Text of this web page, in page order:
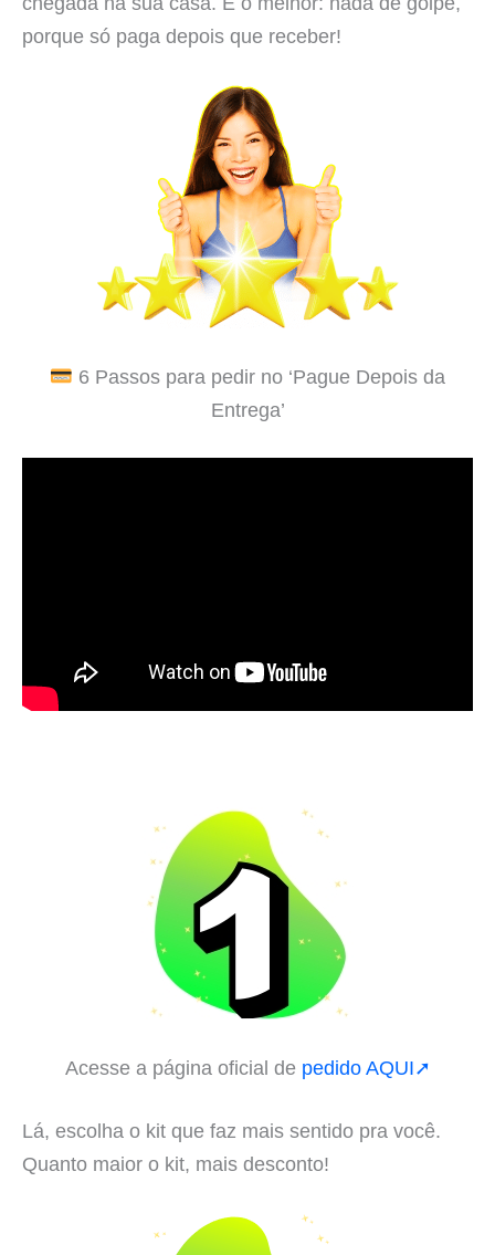
porque só paga depois que receber!
6 Passos para pedir no ‘Pague Depois da
Entrega’
Acesse a página oficial de pedido AQUI➚
Lá, escolha o kit que faz mais sentido pra você.
Quanto maior o kit, mais desconto!